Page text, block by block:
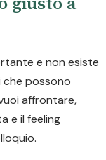
e non esiste
possono
affrontare,
e il feeling